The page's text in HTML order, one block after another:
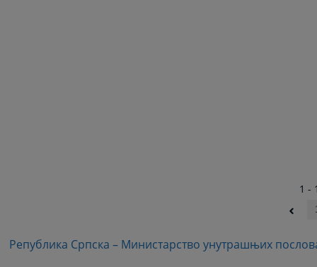
Република Српска – Министарство унутрашњих
1 -